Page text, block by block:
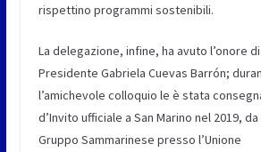
rispettino programmi sostenibili.
La delegazione, infine, ha avuto l’onore
Presidente Gabriela Cuevas Barrón;
l’amichevole colloquio le è stata
d’Invito ufficiale a San Marino nel 2019,
Gruppo Sammarinese presso l’Unione